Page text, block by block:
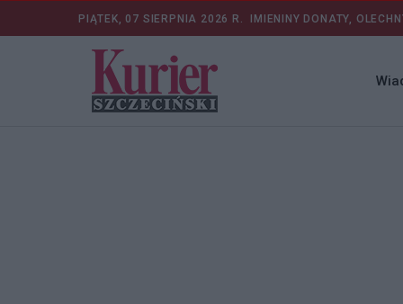
PIĄTEK, 07 SIERPNIA 2026 R. IMIENINY DONATY,